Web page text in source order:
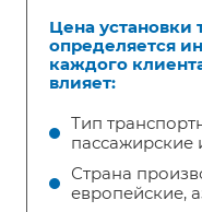
Цена установки
определяется
каждого
влияет:
Тип
пассажирские
Страна
европейские,